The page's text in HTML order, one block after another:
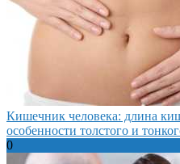
Кишечник человека: длина
особенности толстого и
0